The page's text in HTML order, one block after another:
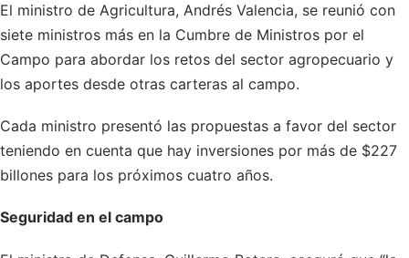
El ministro de Agricultura, Andrés Valencia, se reunió con
siete ministros más en la Cumbre de Ministros por el
Campo para abordar los retos del sector agropecuario y
los aportes desde otras carteras al campo.
Cada ministro presentó las propuestas a favor del sector
teniendo en cuenta que hay inversiones por más de $227
billones para los próximos cuatro años.
Seguridad en el campo